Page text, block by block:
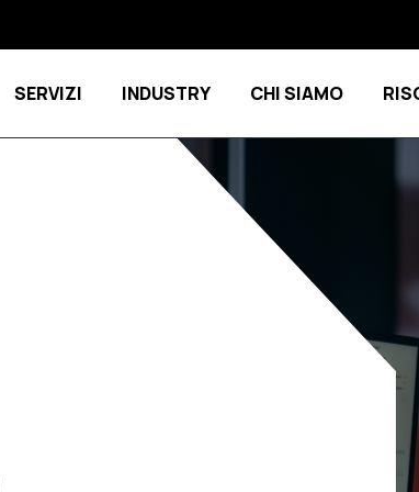
SERVIZI Show submenu for Servizi
INDUSTRY Show
CHI SIAMO